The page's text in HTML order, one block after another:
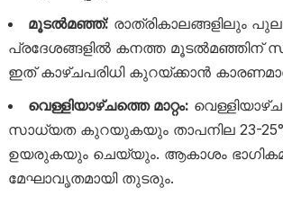
മൂടൽമഞ്ഞ്: രാത്രികാലങ്ങളിലും
പ്രദേശങ്ങളിൽ കനത്ത മൂടൽമഞ്ഞിന്
ഇത് കാഴ്ചപരിധി കുറയ്ക്കാൻ
വെള്ളിയാഴ്ചത്തെ മാറ്റം:
സാധ്യത കുറയുകയും താപനില 23-
ഉയരുകയും ചെയ്യും. ആകാശം
മേഘാവൃതമായി തുടരും.